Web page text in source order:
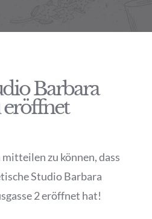
Barbara
zu können, dass
Studio Barbara
2 eröffnet hat!